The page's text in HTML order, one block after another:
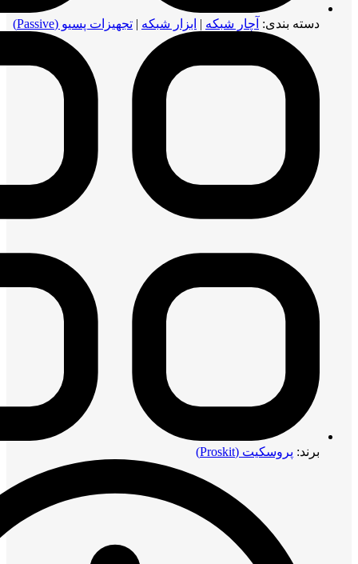
دسته بندی: آچار شبکه | ابزار شبکه | تجهیزات پسیو (Passive)
برند: پروسکیت (Proskit)